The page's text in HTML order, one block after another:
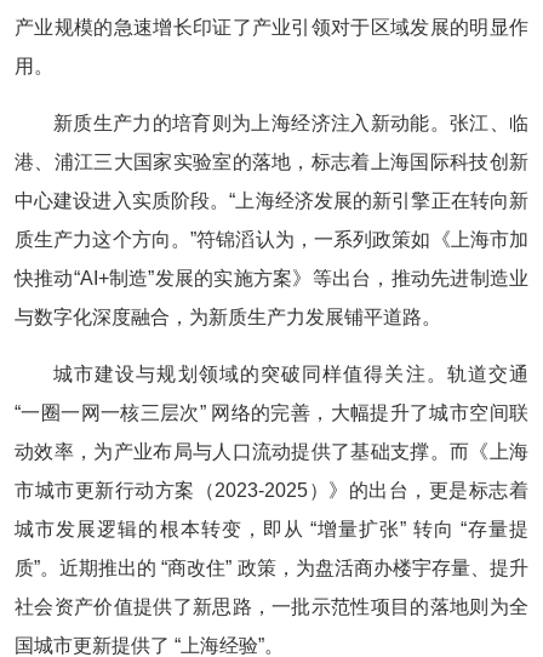
产业规模的急速增长印证了产业引领对于区域发展的明显作
用。
新质生产力的培育则为上海经济注入新动能。张江、临
港、浦江三大国家实验室的落地，标志着上海国际科技创新
中心建设进入实质阶段。“上海经济发展的新引擎正在转向新
质生产力这个方向。”符锦滔认为，一系列政策如《上海市加
快推动“AI+制造”发展的实施方案》等出台，推动先进制造业
与数字化深度融合，为新质生产力发展铺平道路。
城市建设与规划领域的突破同样值得关注。轨道交通
“一圈一网一核三层次” 网络的完善，大幅提升了城市空间联
动效率，为产业布局与人口流动提供了基础支撑。而《上海
市城市更新行动方案（2023-2025）》的出台，更是标志着
城市发展逻辑的根本转变，即从 “增量扩张” 转向 “存量提
质”。近期推出的 “商改住” 政策，为盘活商办楼宇存量、提升
社会资产价值提供了新思路，一批示范性项目的落地则为全
国城市更新提供了 “上海经验”。